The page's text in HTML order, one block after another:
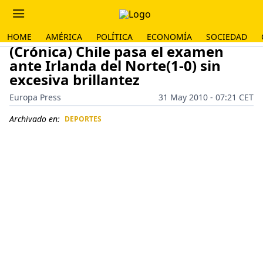
HOME AMÉRICA POLÍTICA ECONOMÍA SOCIEDAD
(Crónica) Chile pasa el examen
ante Irlanda del Norte(1-0) sin
excesiva brillantez
Europa Press
31 May 2010 - 07:21 CET
Archivado en: DEPORTES